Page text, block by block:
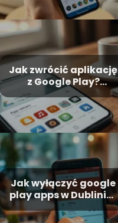
Jak zwrócić aplikację
z Google Play?
Przewodnik krok po
kroku
Jak wyłączyć google
play apps w Dublinie?
Praktyczny poradnik